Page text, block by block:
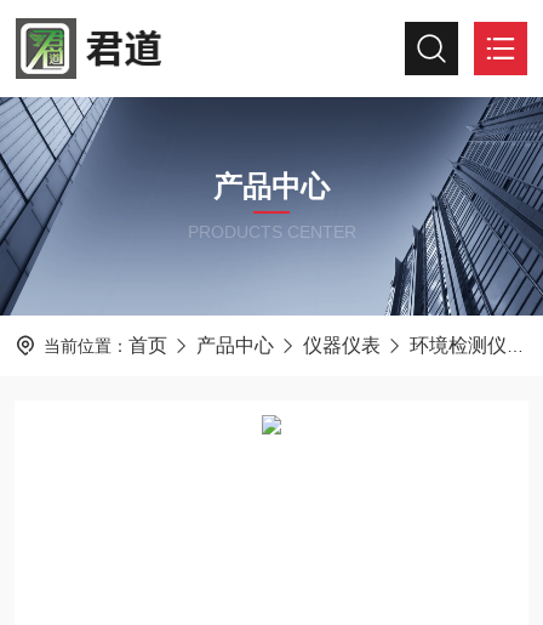
产品中心
PRODUCTS CENTER
当前位置： 首页 产品中心 仪器仪表 环境检测仪器